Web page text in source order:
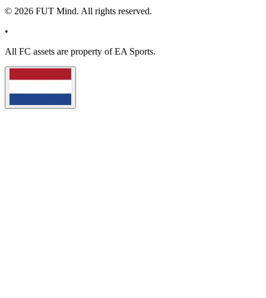
© 2026 FUT Mind. All rights reserved.
•
All FC assets are property of EA Sports.